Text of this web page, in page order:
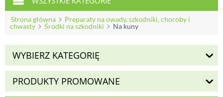
Strona główna
Preparaty na owady, szkodniki, choroby i
chwasty
Środki na szkodniki Na kuny
WYBIERZ KATEGORIĘ
PRODUKTY PROMOWANE